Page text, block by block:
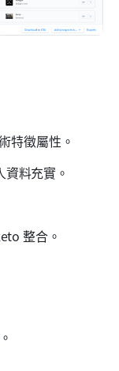
特徵屬性。
料充實。
整合。